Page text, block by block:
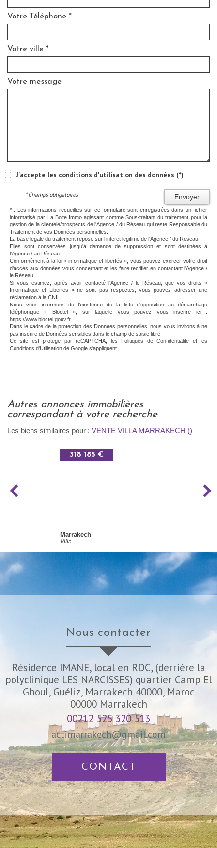
Votre Téléphone *
Votre ville *
Votre message
J'accepte les conditions d'utilisation des données (*)
Envoyer
* Champs obligatoires
* : Les informations recueillies sur ce formulaire sont enregistrées dans un fichier
informatisé par La Boite Immo agissant comme Sous-traitant du traitement pour la
gestion de la clientèle/prospects de l'Agence / du Réseau qui reste Responsable du
Traitement de vos Données personnelles.
La base légale du traitement repose sur l’intérêt légitime de l'Agence / du Réseau.
Elles sont conservées jusqu'à demande de suppression et sont destinées à
l'Agence / au Réseau.
Conformément à la loi « informatique et libertés », vous pouvez exercer votre droit
d'accès aux données vous concernant et les faire rectifier en contactant l'Agence /
le Réseau.
Si vous estimez, après avoir contacté l'Agence / le Réseau, que vos droits «
Informatique et Libertés » ne sont pas respectés, vous pouvez adresser une
réclamation à la CNIL.
Nous vous informons de l’existence de la liste d'opposition au démarchage
téléphonique « Bloctel », sur laquelle vous pouvez vous inscrire ici :
https://www.bloctel.gouv.fr
Dans le cadre de la protection des Données personnelles, nous vous invitons à ne
pas inscrire de Données sensibles dans le champ de saisie libre
Ce site est protégé par reCAPTCHA, les Politiques de Confidentialité et les
Conditions d'Utilisation de Google s'appliquent.
autres annonces immobilières
correspondant à votre recherche
Les biens similaires pour : VENTE VILLA MARRAKECH ()
318 185 €
Marrakech
Villa
nous contacter
Résidence IMANE, local en RDC, (derrière la
polyclinique LES NARCISSES) quartier Camp El
Ghoul, Guéliz, Marrakech 40000, Maroc
00000 Marrakech
00212 525 320 513
actimarrakech@gmail.com
CONTACT